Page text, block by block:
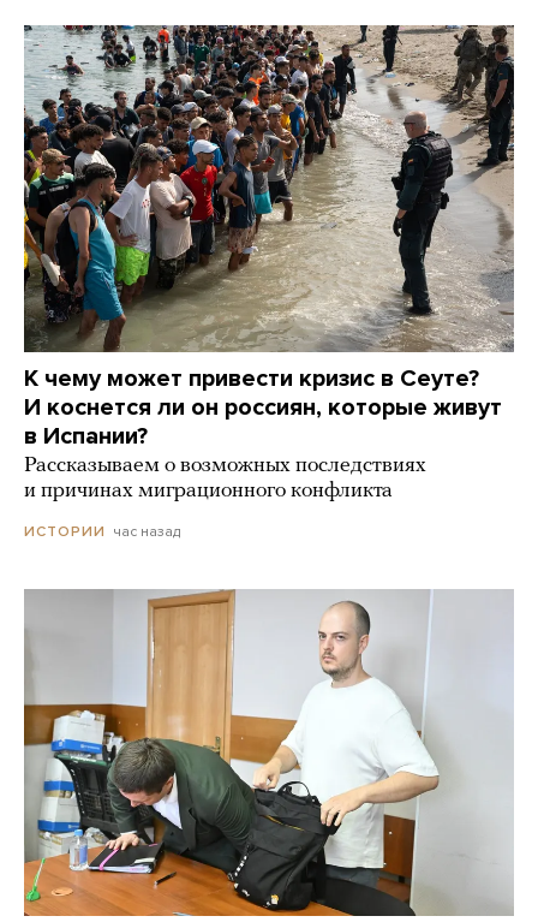
К чему может привести кризис в Сеуте?
И коснется ли он россиян, которые живут
в Испании?
Рассказываем о возможных последствиях
и причинах миграционного конфликта
ИСТОРИИ час назад